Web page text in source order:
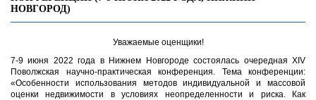
НОВГОРОД)
Уважаемые оценщики!
7-9 июня 2022 года в Нижнем Новгороде состоялась очередная XIV
Поволжская научно-практическая конференция. Тема конференции:
«Особенности использования методов индивидуальной и массовой
оценки недвижимости в условиях неопределенности и риска. Как